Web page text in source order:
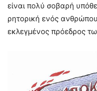
είναι πολύ σοβαρή
ρητορική ενός
εκλεγμένος πρόεδρος